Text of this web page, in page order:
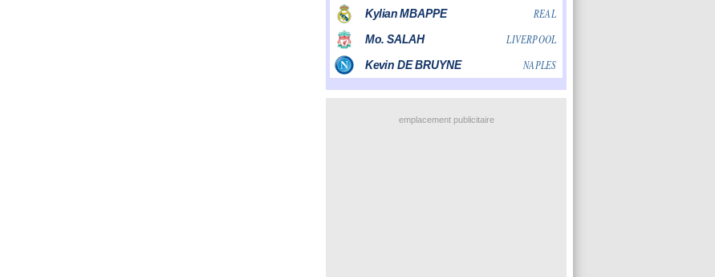
emplacement publicitaire